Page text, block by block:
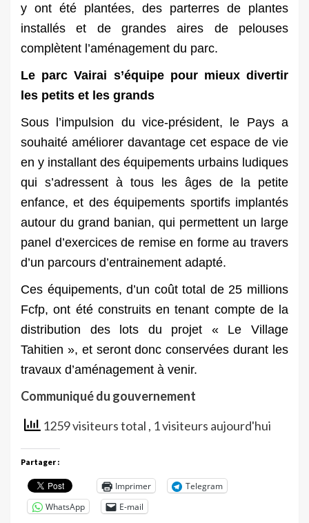
y ont été plantées, des parterres de plantes
installés et de grandes aires de pelouses
complètent l’aménagement du parc.
Le parc Vairai s’équipe pour mieux divertir
les petits et les grands
Sous l’impulsion du vice-président, le Pays a
souhaité améliorer davantage cet espace de vie
en y installant des équipements urbains ludiques
qui s’adressent à tous les âges de la petite
enfance, et des équipements sportifs implantés
autour du grand banian, qui permettent un large
panel d’exercices de remise en forme au travers
d’un parcours d’entrainement adapté.
Ces équipements, d’un coût total de 25 millions
Fcfp, ont été construits en tenant compte de la
distribution des lots du projet « Le Village
Tahitien », et seront donc conservées durant les
travaux d’aménagement à venir.
Communiqué du gouvernement
1259 visiteurs total , 1 visiteurs aujourd'hui
Partager :
Imprimer
Telegram
WhatsApp
E-mail